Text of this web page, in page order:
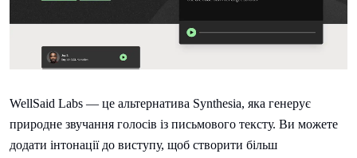
WellSaid Labs — це альтернатива Synthesia, яка генерує
природне звучання голосів із письмового тексту. Ви можете
додати інтонації до виступу, щоб створити більш